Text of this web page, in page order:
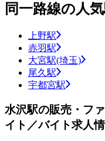
同一路線の人
上野駅
赤羽駅
大宮駅(埼玉)
尾久駅
宇都宮駅
水沢駅の販売・フ
イト／バイト求人